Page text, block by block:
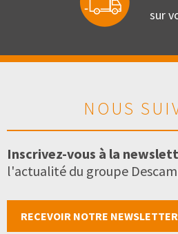
sur
NOUS
Inscrivez-vous à la
l'actualité du groupe
RECEVOIR NOTRE NEWSLETTER